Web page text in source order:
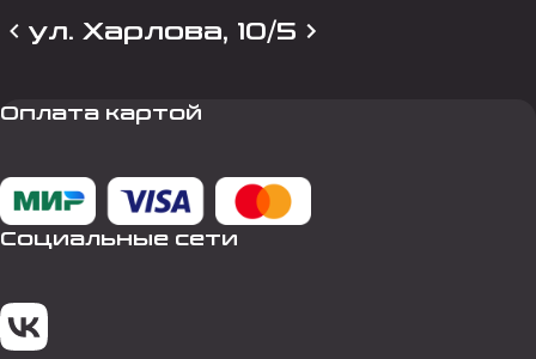
ул. Харлова, 10/5
Оплата картой
Социальные сети